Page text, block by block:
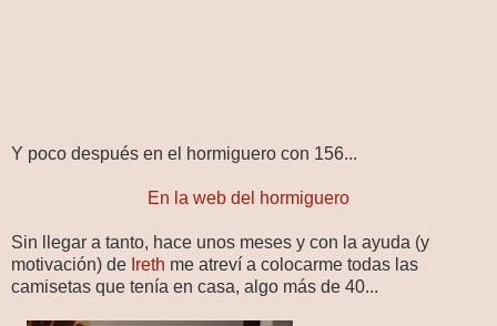
Y poco después en el hormiguero con 156...
En la web del hormiguero
Sin llegar a tanto, hace unos meses y con la ayuda (y
motivación) de Ireth me atreví a colocarme todas las
camisetas que tenía en casa, algo más de 40...